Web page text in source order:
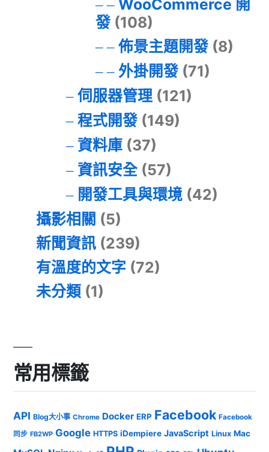
WooCommerce 開
發(108)
佈景主題開發(8)
外掛開發(71)
伺服器管理(121)
程式開發(149)
資料庫(37)
資訊安全(57)
開發工具與環境(42)
攝影相關 (5)
新聞資訊 (239)
有溫度的文字 (72)
未分類 (1)
常用標籤
API Blog大小事 Chrome Docker ERP Facebook Facebook
同步 FB2WP Google HTTPS iDempiere JavaScript Linux Mac